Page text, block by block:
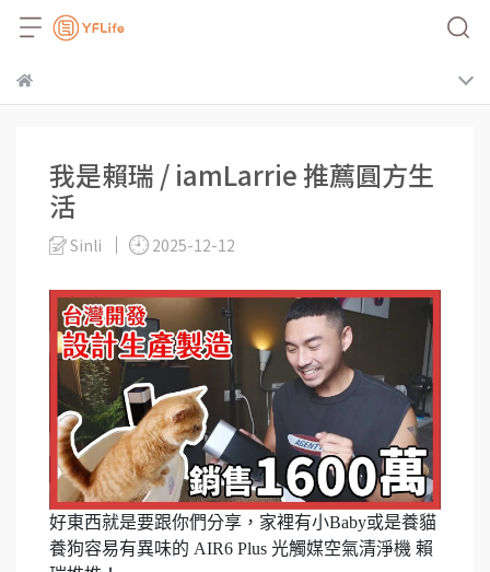
我是賴瑞 / iamLarrie 推薦圓方生
活
Sinli 2025-12-12
好東西就是要跟你們分享，家裡有小Baby或是養貓
養狗容易有異味的 AIR6 Plus 光觸媒空氣清淨機 賴